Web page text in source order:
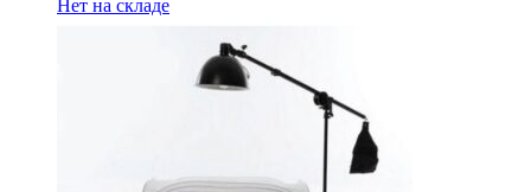
Нет на складе